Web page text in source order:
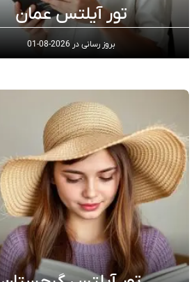
تور آیلتس عمان
بروز رسانی در2026-08-01